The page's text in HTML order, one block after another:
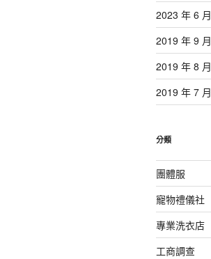
2023 年 6 月
2019 年 9 月
2019 年 8 月
2019 年 7 月
分類
團體服
寵物禮儀社
專業洗衣店
工商調查